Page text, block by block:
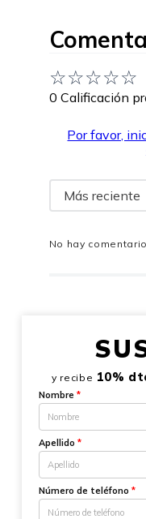
☆☆☆☆☆
0 Calificación
Por favor,
Más reciente
No hay
y recibe 10%
Nombre *
Apellido *
Número de teléfono *